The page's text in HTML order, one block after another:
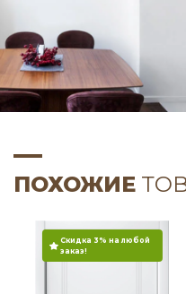
ПОХОЖИЕ
Скидка 3% на любой
заказ!